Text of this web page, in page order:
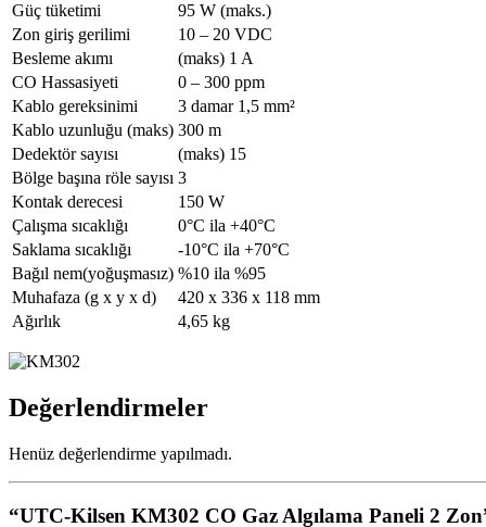
Güç tüketimi
95 W (maks.)
Zon giriş gerilimi
10 – 20 VDC
Besleme akımı
(maks) 1 A
CO Hassasiyeti
0 – 300 ppm
Kablo gereksinimi
3 damar 1,5 mm²
Kablo uzunluğu (maks) 300 m
Dedektör sayısı
(maks) 15
Bölge başına röle sayısı 3
Kontak derecesi
150 W
Çalışma sıcaklığı
0°C ila +40°C
Saklama sıcaklığı
-10°C ila +70°C
Bağıl nem(yoğuşmasız) %10 ila %95
Muhafaza (g x y x d)
420 x 336 x 118 mm
Ağırlık
4,65 kg
Değerlendirmeler
Henüz değerlendirme yapılmadı.
“UTC-Kilsen KM302 CO Gaz Algılama Paneli 2